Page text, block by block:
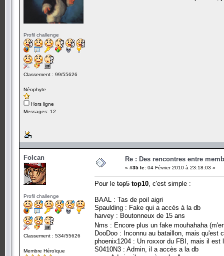
Profil challenge
Classement : 99/55626
Néophyte
Hors ligne
Messages: 12
Folcan
Profil challenge
Classement : 534/55626
Membre Héroïque
Re : Des rencontres entre
« #35 le: 04 Février 2010 à 23:18:03 »
Pour le top5 top10 , c'est simple :
BAAL : Tas de poil aigri
Spaulding : Fake qui a accès à la db
harvey : Boutonneux de 15 ans
Nms : Encore plus un fake mouhahaha
DooDoo : Inconnu au bataillon, mais qu'est
phoenix1204 : Un roxxor du FBI, mais il
S0410N3 : Admin, il a accès a la db